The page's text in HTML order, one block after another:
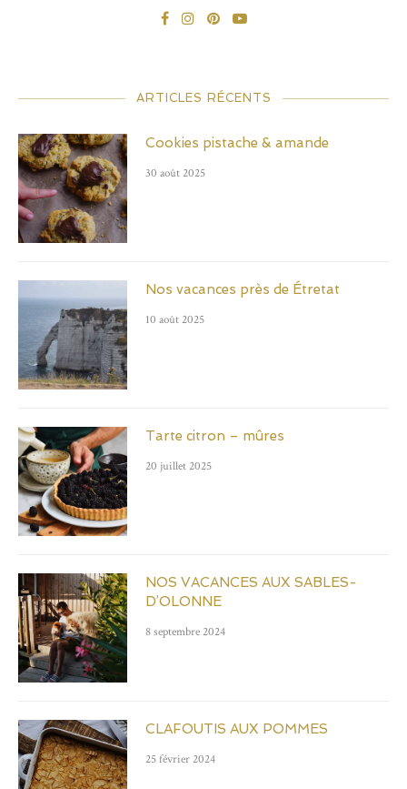
ARTICLES RÉCENTS
Cookies pistache & amande
30 août 2025
Nos vacances près de Étretat
10 août 2025
Tarte citron – mûres
20 juillet 2025
NOS VACANCES AUX SABLES-
D’OLONNE
8 septembre 2024
CLAFOUTIS AUX POMMES
25 février 2024